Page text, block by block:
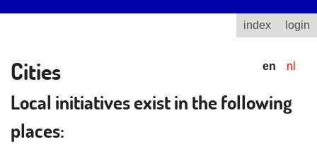
index login
Cities en nl
Local initiatives exist in the following
places: